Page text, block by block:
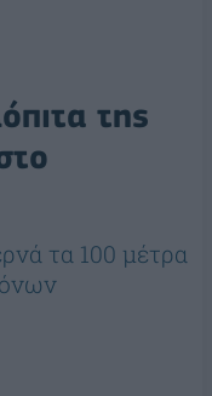
της
τα 100 μέτρα